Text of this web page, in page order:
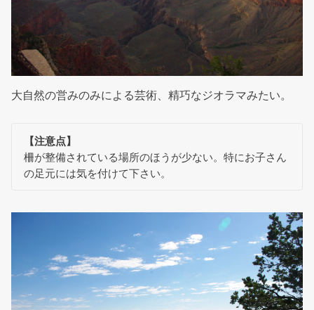
大自然の営みのみによる芸術、精巧なジオラマみたい。
【注意点】
柵が整備されている場所のほうが少ない。特にお子さん
の足元には気を付けて下さい。